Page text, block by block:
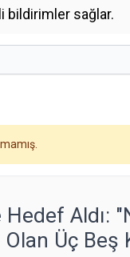
bildirimler sağlar.
Aldı:
Üç Beş